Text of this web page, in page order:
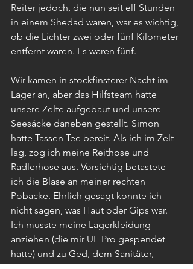
Reiter jedoch, die nun seit elf Stunden
in einem Shedad waren, war es wichtig,
ob die Lichter zwei oder fünf Kilometer
entfernt waren. Es waren fünf.
Wir kamen in stockfinsterer Nacht im
Lager an, aber das Hilfsteam hatte
unsere Zelte aufgebaut und unsere
Seesäcke daneben gestellt. Simon
hatte Tassen Tee bereit. Als ich im Zelt
lag, zog ich meine Reithose und
Radlerhose aus. Vorsichtig betastete
ich die Blase an meiner rechten
Pobacke. Ehrlich gesagt konnte ich
nicht sagen, was Haut oder Gips war.
Ich musste meine Lagerkleidung
anziehen (die mir UF Pro gespendet
hatte) und zu Ged, dem Sanitäter,